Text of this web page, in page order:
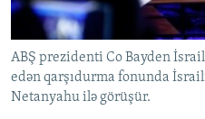
ABŞ prezidenti Co Bayden
edən qarşıdurma fonunda
Netanyahu ilə görüşür.